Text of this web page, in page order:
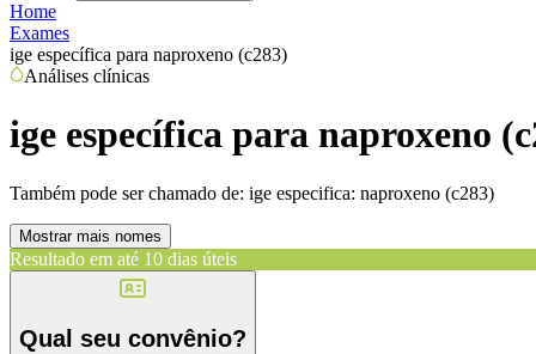
Home
Exames
ige específica para naproxeno (c283)
Análises clínicas
ige específica para naproxeno
Também pode ser chamado de: ige especifica: naproxeno (c283)
Mostrar mais nomes
Resultado em até 10 dias úteis
Qual seu convênio?